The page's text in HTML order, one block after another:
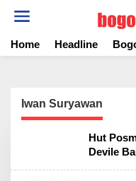
t
Home Headline
Iwan Suryawan
Hut
Devile